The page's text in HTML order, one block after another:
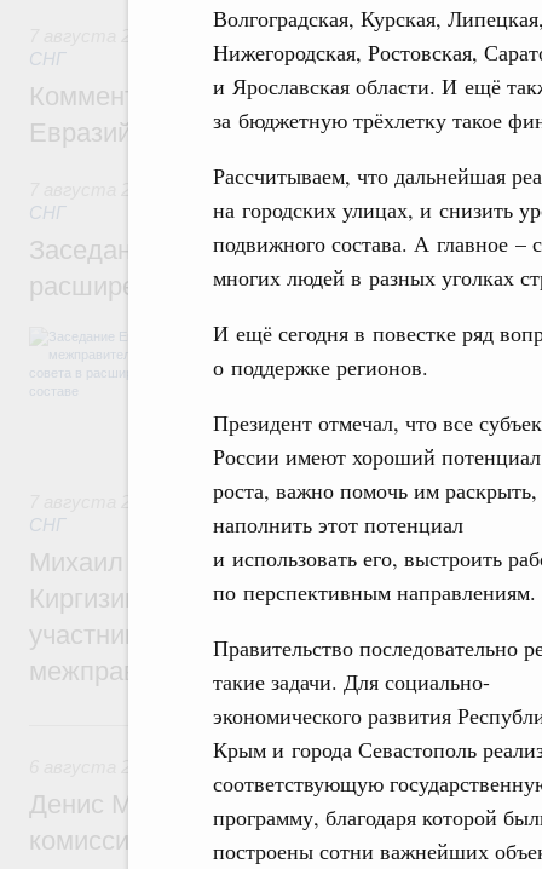
Волгоградская, Курская,
Нижегородская, Ростовская,
и Ярославская области. И ещё
за бюджетную трёхлетку такое
Рассчитываем, что дальнейшая
на городских улицах, и снизить
подвижного состава. А главное –
многих людей в разных уголках
И ещё сегодня в повестке ряд
о поддержке регионов.
Президент отмечал, что все
России имеют хороший
роста, важно помочь им раскрыть,
наполнить этот потенциал
и использовать его, выстроить
по перспективным направлениям.
Правительство последовательно
такие задачи. Для социально-
экономического развития
Крым и города Севастополь
соответствующую
программу, благодаря которой
построены сотни важнейших
Евразийский экономический союз.
СНГ
Комментарий Алексея Оверчука по
Евразийского межправительственного
Евразийский экономический союз.
СНГ
Заседание Евразийского
расширенном составе
В повестке заседания актуальные задачи
регулирования и администрирования,
железнодорожных перевозок,
Евразийский экономический союз.
СНГ
Михаил Мишустин принял участие во
Киргизии Садыра Жапарова с главами
участников заседания Евразийского
межправительственного совета
6 августа, четверг
Общие вопросы промышленной политики
Денис Мантуров провёл заседание
комиссии по промышленности